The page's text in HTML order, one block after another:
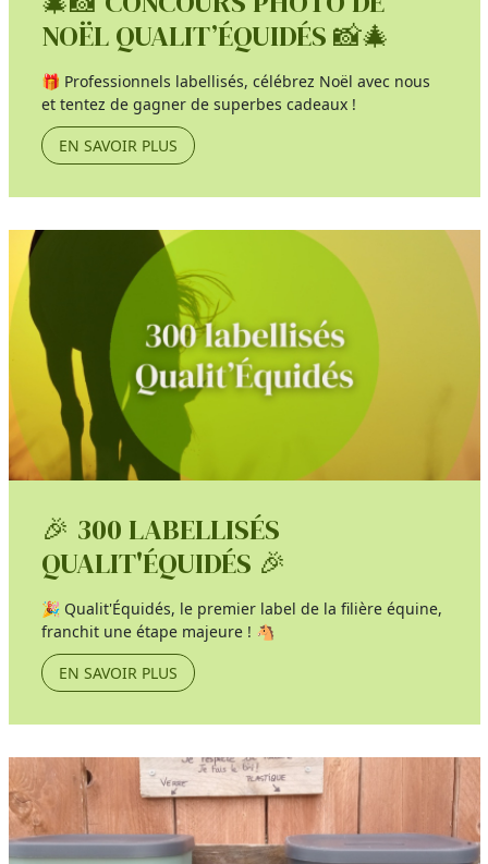
NOËL QUALIT’ÉQUIDÉS 📸🎄
🎁 Professionnels labellisés, célébrez Noël avec nous
et tentez de gagner de superbes cadeaux !
EN SAVOIR PLUS
🎉 300 LABELLISÉS
QUALIT'ÉQUIDÉS 🎉
🎉 Qualit'Équidés, le premier label de la filière équine,
franchit une étape majeure ! 🐴
EN SAVOIR PLUS